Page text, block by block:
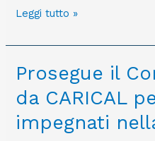
15
SBA,
il
link!
Leggi tutto »
Prosegue il
da CARICAL
impegnati
Prosegue
Corso
finanziato
da